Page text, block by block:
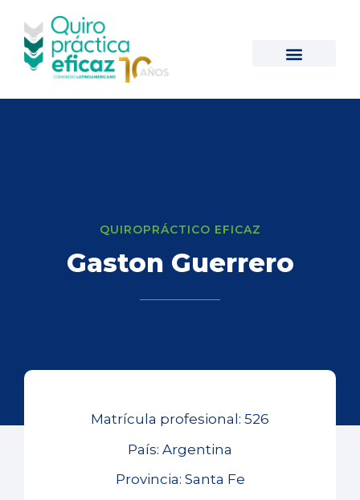
QUIROPRÁCTICO EFICAZ
Gaston Guerrero
Matrícula profesional: 526
País: Argentina
Provincia: Santa Fe